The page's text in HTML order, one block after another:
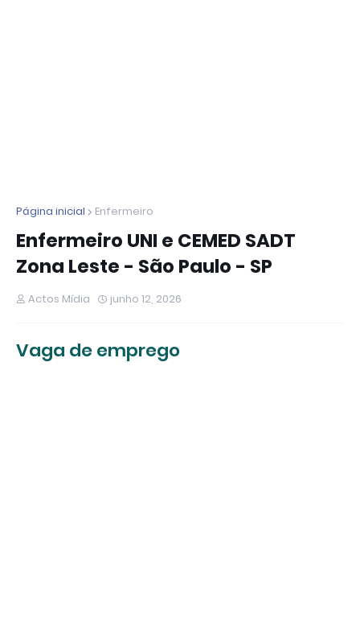
Página inicial Enfermeiro
Enfermeiro UNI e CEMED SADT
Zona Leste - São Paulo - SP
Actos Mídia junho 12, 2026
Vaga de emprego